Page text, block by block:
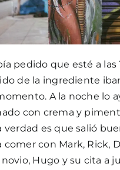
pedido que esté a las
de la ingrediente
A la noche lo
con crema y
verdad es que salió
con Mark, Rick,
Hugo y su cita a